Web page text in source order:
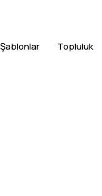
Şablonlar Topluluk